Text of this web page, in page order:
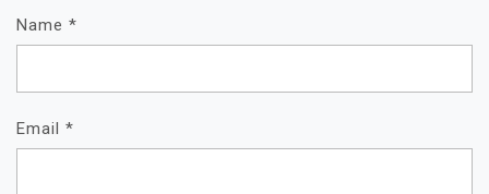
Name *
Email *